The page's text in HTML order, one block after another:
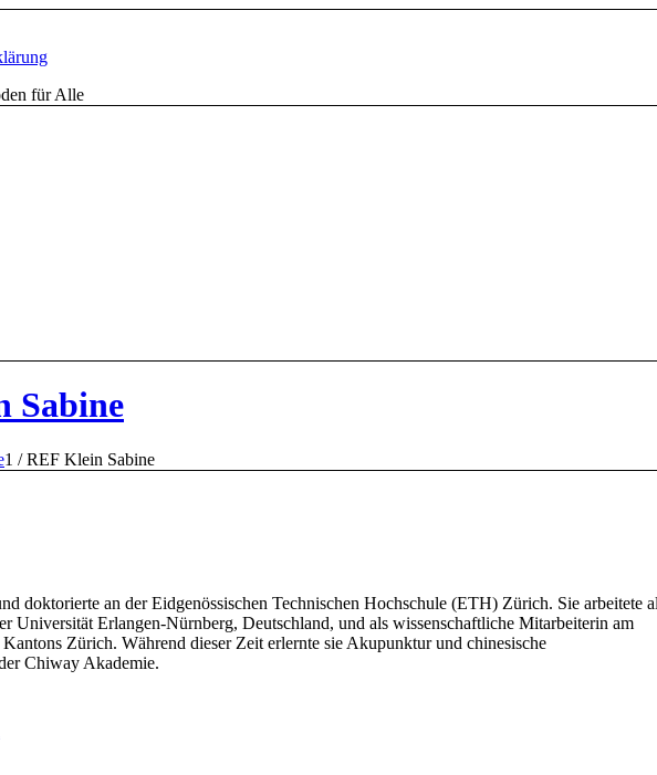
für Alle
Sabine
1 / REF Klein Sabine
doktorierte an der Eidgenössischen Technischen Hochschule (ETH) Zürich. Sie arbeitete
Universität Erlangen-Nürnberg, Deutschland, und als wissenschaftliche Mitarbeiterin am
Kantons Zürich. Während dieser Zeit erlernte sie Akupunktur und chinesische
Chiway Akademie.